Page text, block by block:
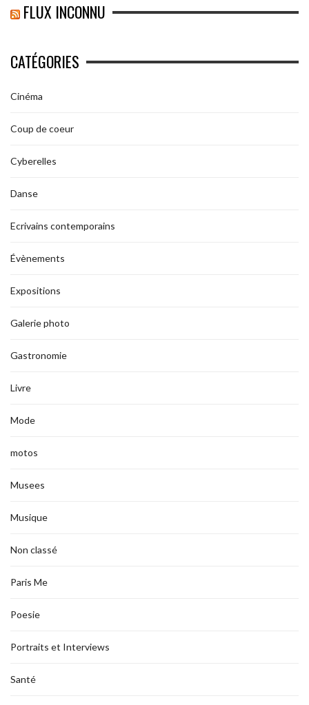
FLUX INCONNU
CATÉGORIES
Cinéma
Coup de coeur
Cyberelles
Danse
Ecrivains contemporains
Évènements
Expositions
Galerie photo
Gastronomie
Livre
Mode
motos
Musees
Musique
Non classé
Paris Me
Poesie
Portraits et Interviews
Santé